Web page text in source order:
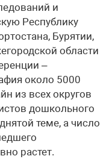
и
Республику
Бурятии,
области
–
около 5000
из всех округов
дошкольного
теме, а число
растет.